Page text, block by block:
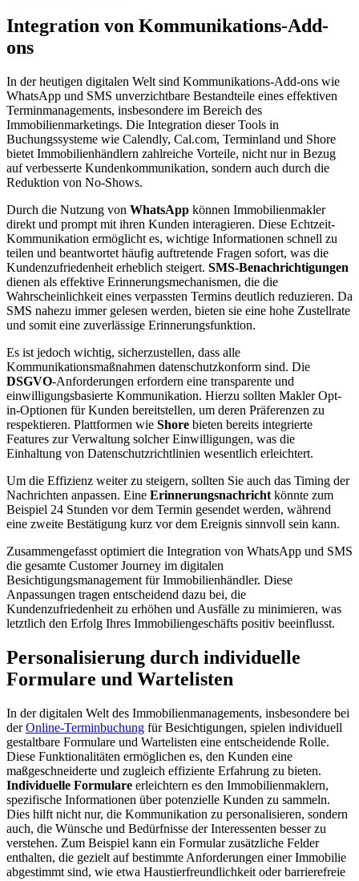
Integration von Kommunikations-Add-
ons
In der heutigen digitalen Welt sind Kommunikations-Add-ons wie
WhatsApp und SMS unverzichtbare Bestandteile eines effektiven
Terminmanagements, insbesondere im Bereich des
Immobilienmarketings. Die Integration dieser Tools in
Buchungssysteme wie Calendly, Cal.com, Terminland und Shore
bietet Immobilienhändlern zahlreiche Vorteile, nicht nur in Bezug
auf verbesserte Kundenkommunikation, sondern auch durch die
Reduktion von No-Shows.
Durch die Nutzung von WhatsApp können Immobilienmakler
direkt und prompt mit ihren Kunden interagieren. Diese Echtzeit-
Kommunikation ermöglicht es, wichtige Informationen schnell zu
teilen und beantwortet häufig auftretende Fragen sofort, was die
Kundenzufriedenheit erheblich steigert. SMS-Benachrichtigungen
dienen als effektive Erinnerungsmechanismen, die die
Wahrscheinlichkeit eines verpassten Termins deutlich reduzieren. Da
SMS nahezu immer gelesen werden, bieten sie eine hohe Zustellrate
und somit eine zuverlässige Erinnerungsfunktion.
Es ist jedoch wichtig, sicherzustellen, dass alle
Kommunikationsmaßnahmen datenschutzkonform sind. Die
DSGVO-Anforderungen erfordern eine transparente und
einwilligungsbasierte Kommunikation. Hierzu sollten Makler Opt-
in-Optionen für Kunden bereitstellen, um deren Präferenzen zu
respektieren. Plattformen wie Shore bieten bereits integrierte
Features zur Verwaltung solcher Einwilligungen, was die
Einhaltung von Datenschutzrichtlinien wesentlich erleichtert.
Um die Effizienz weiter zu steigern, sollten Sie auch das Timing der
Nachrichten anpassen. Eine Erinnerungsnachricht könnte zum
Beispiel 24 Stunden vor dem Termin gesendet werden, während
eine zweite Bestätigung kurz vor dem Ereignis sinnvoll sein kann.
Zusammengefasst optimiert die Integration von WhatsApp und SMS
die gesamte Customer Journey im digitalen
Besichtigungsmanagement für Immobilienhändler. Diese
Anpassungen tragen entscheidend dazu bei, die
Kundenzufriedenheit zu erhöhen und Ausfälle zu minimieren, was
letztlich den Erfolg Ihres Immobiliengeschäfts positiv beeinflusst.
Personalisierung durch individuelle
Formulare und Wartelisten
In der digitalen Welt des Immobilienmanagements, insbesondere bei
derOnline-Terminbuchung für Besichtigungen, spielen individuell
gestaltbare Formulare und Wartelisten eine entscheidende Rolle.
Diese Funktionalitäten ermöglichen es, den Kunden eine
maßgeschneiderte und zugleich effiziente Erfahrung zu bieten.
Individuelle Formulare erleichtern es den Immobilienmaklern,
spezifische Informationen über potenzielle Kunden zu sammeln.
Dies hilft nicht nur, die Kommunikation zu personalisieren, sondern
auch, die Wünsche und Bedürfnisse der Interessenten besser zu
verstehen. Zum Beispiel kann ein Formular zusätzliche Felder
enthalten, die gezielt auf bestimmte Anforderungen einer Immobilie
abgestimmt sind, wie etwa Haustierfreundlichkeit oder barrierefreie